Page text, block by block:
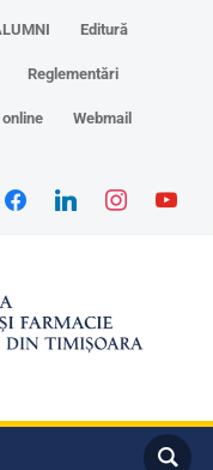
Editură
Reglementări
Webmail